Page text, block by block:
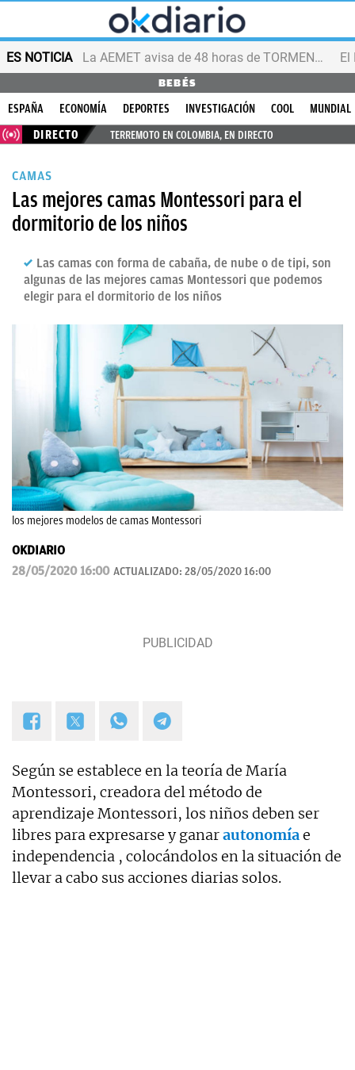
ES NOTICIA La AEMET avisa de 48 horas de TORMENTAS y GRANIZO
BEBÉS
ESPAÑA ECONOMÍA DEPORTES INVESTIGACIÓN COOL
MUNDIAL
DIRECTO
TERREMOTO EN COLOMBIA, EN DIRECTO
CAMAS
Las mejores camas Montessori para el
dormitorio de los niños
Las camas con forma de cabaña, de nube o de tipi, son
algunas de las mejores camas Montessori que podemos
elegir para el dormitorio de los niños
los mejores modelos de camas Montessori
OKDIARIO
28/05/2020 16:00 ACTUALIZADO: 28/05/2020 16:00
Según se establece en la teoría de María
Montessori, creadora del método de
aprendizaje Montessori, los niños deben ser
libres para expresarse y ganarautonomíae
independencia , colocándolos en la situación de
llevar a cabo sus acciones diarias solos.